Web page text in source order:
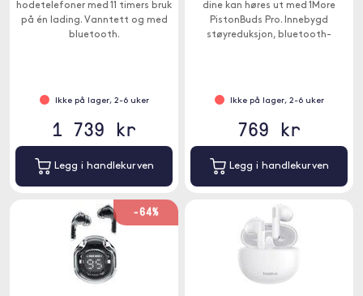
hodetelefoner med 11 timers bruk
på én lading. Vanntett og med
bluetooth.
Ikke på lager, 2-6 uker
1 739 kr
Legg i handlekurven
dine kan høres ut med 1More
PistonBuds Pro. Innebygd
støyreduksjon, bluetooth-
Ikke på lager, 2-6 uker
769 kr
Legg i handlekurven
-64%